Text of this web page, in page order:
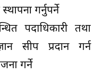
गर्नुपर्ने
पदाधिकारी तथा
सीप प्रदान गर्न
गर्ने